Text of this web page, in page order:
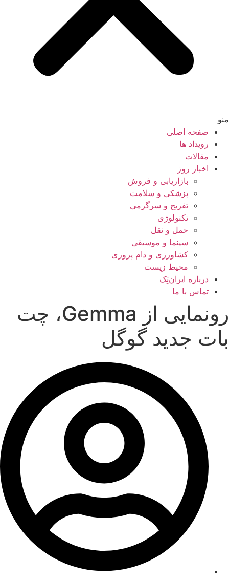
منو
صفحه اصلی
رویداد ها
مقالات
اخبار روز
بازاریابی و فروش
پزشکی و سلامت
تفریح و سرگرمی
تکنولوژی
حمل و نقل
سینما و موسیقی
کشاورزی و دام پروری
محیط زیست
درباره ایران‌تِک
تماس با ما
رونمایی از Gemma، چت
بات جدید گوگل